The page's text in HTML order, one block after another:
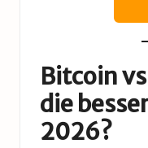
Bitcoin
die
2026?